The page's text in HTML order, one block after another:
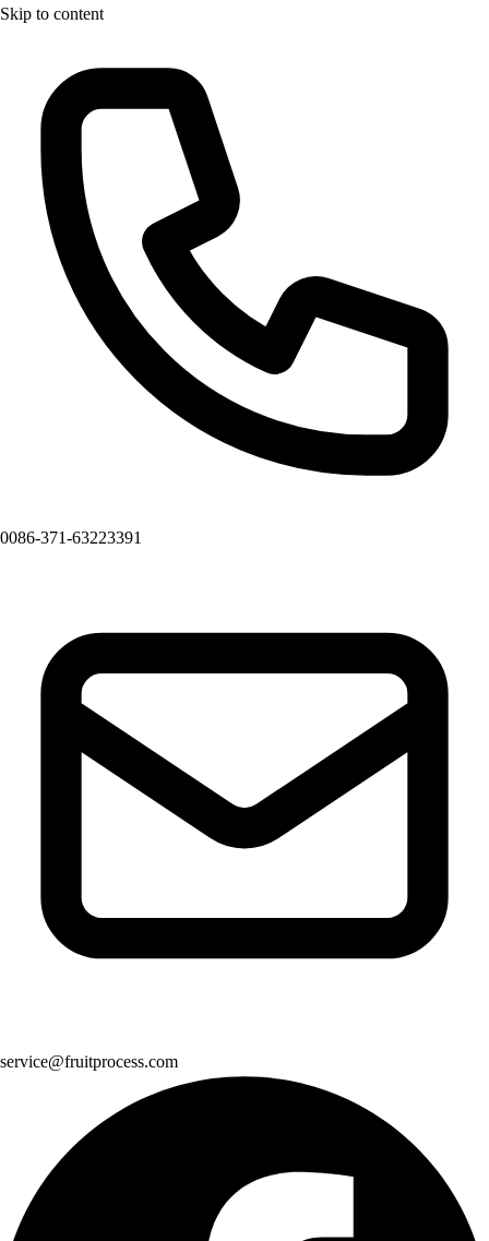
Skip to content
0086-371-63223391
service@fruitprocess.com